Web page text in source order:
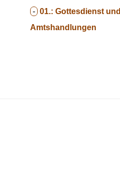
- 01.: Gottesdienst und
Amtshandlungen